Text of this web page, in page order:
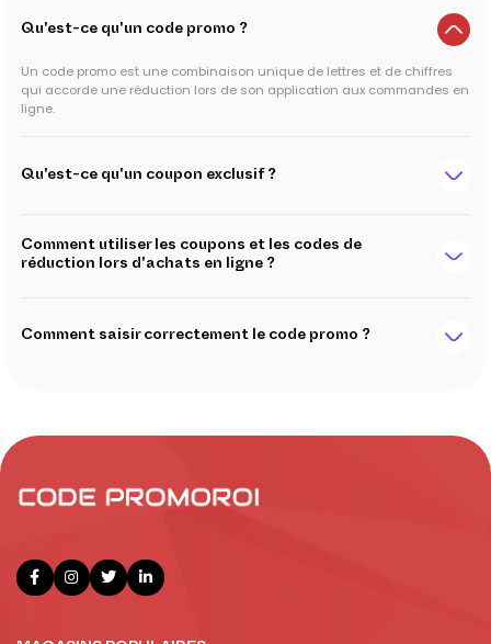
Qu'est-ce qu'un code promo ?
Un code promo est une combinaison unique de lettres et de chiffres
qui accorde une réduction lors de son application aux commandes en
ligne.
Qu'est-ce qu'un coupon exclusif ?
Comment utiliser les coupons et les codes de
réduction lors d'achats en ligne ?
Comment saisir correctement le code promo ?